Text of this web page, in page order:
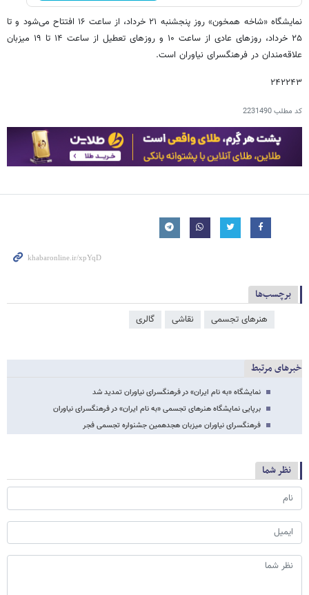
نمایشگاه «شاخه همخون» روز پنجشنبه ۲۱ خرداد، از ساعت ۱۶ افتتاح می‌شود و تا
۲۵ خرداد، روزهای عادی از ساعت ۱۰ و روزهای تعطیل از ساعت ۱۴ تا ۱۹ میزبان
علاقه‌مندان در فرهنگسرای نیاوران است.
۲۴۲۲۴۳
کد مطلب2231490
برچسب‌ها
هنرهای تجسمی نقاشی گالری
خبرهای مرتبط
نمایشگاه «به نام ایران» در فرهنگسرای نیاوران تمدید شد
برپایی نمایشگاه هنرهای تجسمی «به نام ایران» در فرهنگسرای نیاوران
فرهنگسرای نیاوران میزبان هجدهمین جشنواره تجسمی فجر
نظر شما